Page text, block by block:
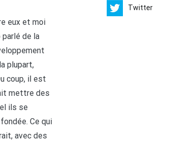
eux et moi
parlé de la
plupart,
coup, il est
mettre des
ils se
Ce qui
avec des
Twitter